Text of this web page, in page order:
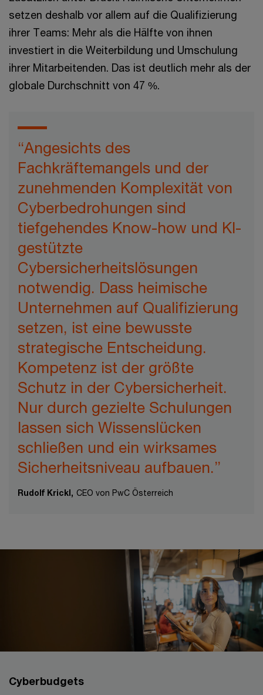
setzen deshalb vor allem auf die Qualifizierung
ihrer Teams: Mehr als die Hälfte von ihnen
investiert in die Weiterbildung und Umschulung
ihrer Mitarbeitenden. Das ist deutlich mehr als der
globale Durchschnitt von 47 %.
“Angesichts des
Fachkräftemangels und der
zunehmenden Komplexität von
Cyberbedrohungen sind
tiefgehendes Know-how und KI-
gestützte
Cybersicherheitslösungen
notwendig. Dass heimische
Unternehmen auf Qualifizierung
setzen, ist eine bewusste
strategische Entscheidung.
Kompetenz ist der größte
Schutz in der Cybersicherheit.
Nur durch gezielte Schulungen
lassen sich Wissenslücken
schließen und ein wirksames
Sicherheitsniveau aufbauen.”
Rudolf Krickl, CEO von PwC Österreich
Cyberbudgets